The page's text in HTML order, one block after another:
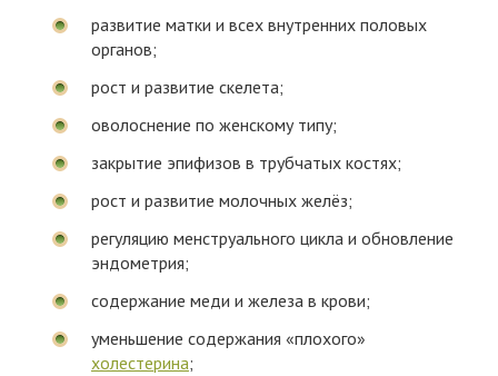
развитие матки и всех внутренних половых
органов;
рост и развитие скелета;
оволоснение по женскому типу;
закрытие эпифизов в трубчатых костях;
рост и развитие молочных желёз;
регуляцию менструального цикла и обновление
эндометрия;
содержание меди и железа в крови;
уменьшение содержания «плохого»
холестерина;